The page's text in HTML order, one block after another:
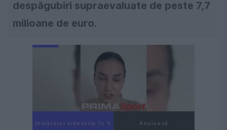
despăgubiri supraevaluate de peste 7,7
milioane de euro.
Următorul videoclip în 4 Anulează